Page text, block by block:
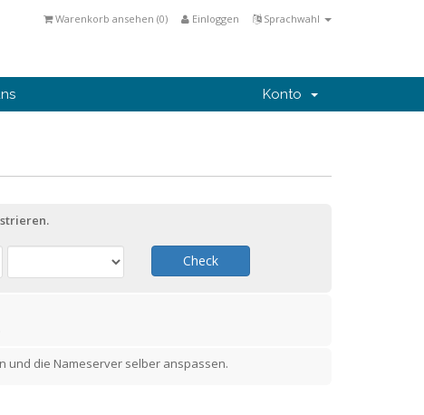
Sprachwahl
Einloggen
Warenkorb ansehen (0)
Konto
Check
und die Nameserver selber anspassen.